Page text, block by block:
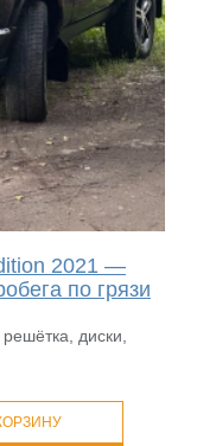
2021 —
по грязи
диски,